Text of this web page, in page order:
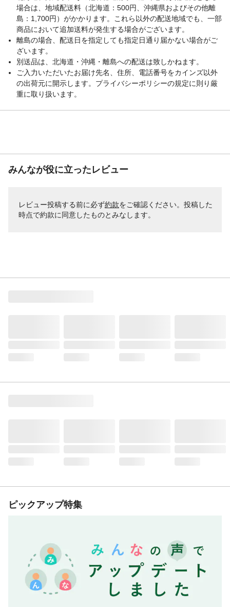
場合は、地域配送料（北海道：500円、沖縄県およびその他離
島：1,700円）がかかります。これら以外の配送地域でも、一部
商品において追加送料が発生する場合がございます。
離島の場合、配送日を指定しても指定日通り届かない場合がご
ざいます。
別送品は、北海道・沖縄・離島への配送は致しかねます。
ご入力いただいたお届け先名、住所、電話番号をカインズ以外
の出荷元に開示します。プライバシーポリシーの規定に則り厳
重に取り扱います。
みんなが役に立ったレビュー
レビュー投稿する前に必ず約款をご確認ください。投稿した
時点で約款に同意したものとみなします。
ピックアップ特集